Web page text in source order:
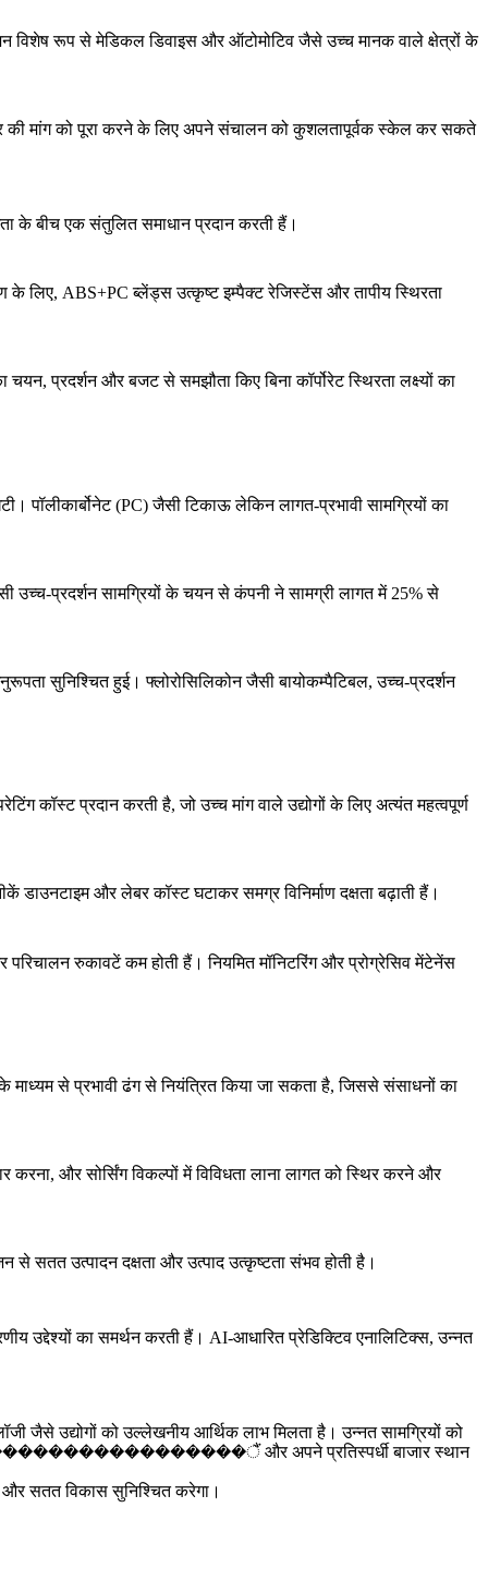
विशेष रूप सेमेडिकल डिवाइस औरऑटोमोटिवजैसे उच्च मानक वाले क्षेत्रों के
की मांग को पूरा करने के लिए अपने संचालन को कुशलतापूर्वक स्केल कर सकते
के बीच एक संतुलित समाधान प्रदान करती हैं।
के लिए, ABS+PC ब्लेंड्सउत्कृष्ट इम्पैक्ट रेजिस्टेंस और तापीय स्थिरता
प्रदर्शन और बजट से समझौता किए बिना कॉर्पोरेट स्थिरता लक्ष्यों का
पॉलीकार्बोनेट (PC)जैसी टिकाऊ लेकिन लागत-प्रभावी सामग्रियों का
उच्च-प्रदर्शन सामग्रियों के चयन से कंपनी ने सामग्री लागत में 25% से
सुनिश्चित हुई।फ्लोरोसिलिकोनजैसी बायोकम्पैटिबल, उच्च-प्रदर्शन
कॉस्ट प्रदान करती है, जो उच्च मांग वाले उद्योगों के लिए अत्यंत महत्वपूर्ण
और लेबर कॉस्ट घटाकर समग्र विनिर्माण दक्षता बढ़ाती हैं।
रुकावटें कम होती हैं। नियमित मॉनिटरिंग और प्रोग्रेसिव मेंटेनेंस
माध्यम से प्रभावी ढंग से नियंत्रित किया जा सकता है, जिससे संसाधनों का
करना, और सोर्सिंग विकल्पों में विविधता लाना लागत को स्थिर करने और
से सतत उत्पादन दक्षता और उत्पाद उत्कृष्टता संभव होती है।
उद्देश्यों का समर्थन करती हैं। AI-आधारित प्रेडिक्टिव एनालिटिक्स, उन्नत
जैसे उद्योगों को उल्लेखनीय आर्थिक लाभ मिलता है। उन्नत सामग्रियों को
और अपने प्रतिस्पर्धी बाजार स्थान
और सतत विकास सुनिश्चित करेगा।